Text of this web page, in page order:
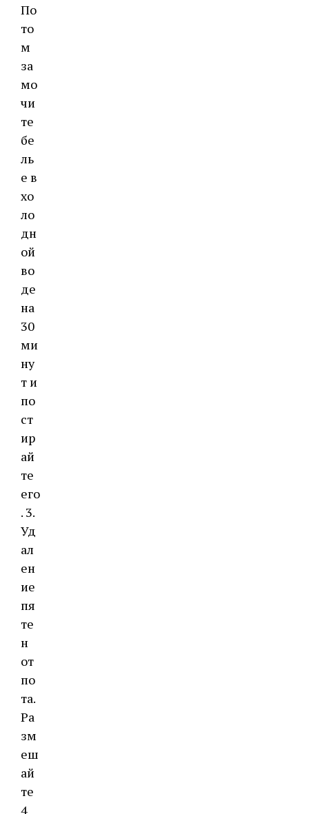
По
то
м
за
мо
чи
те
бе
ль
е в
хо
ло
дн
ой
во
де
на
30
ми
ну
т и
по
ст
ир
ай
те
его
. 3.
Уд
ал
ен
ие
пя
те
н
от
по
та.
Ра
зм
еш
ай
те
4